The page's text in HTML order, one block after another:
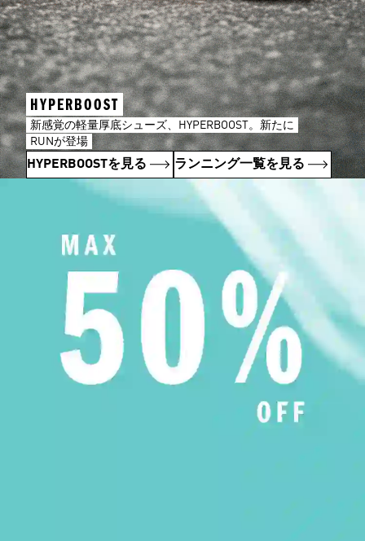
HYPERBOOST
新感覚の軽量厚底シューズ、HYPERBOOST。新たに
RUNが登場
HYPERBOOSTを見る ランニング一覧を見る